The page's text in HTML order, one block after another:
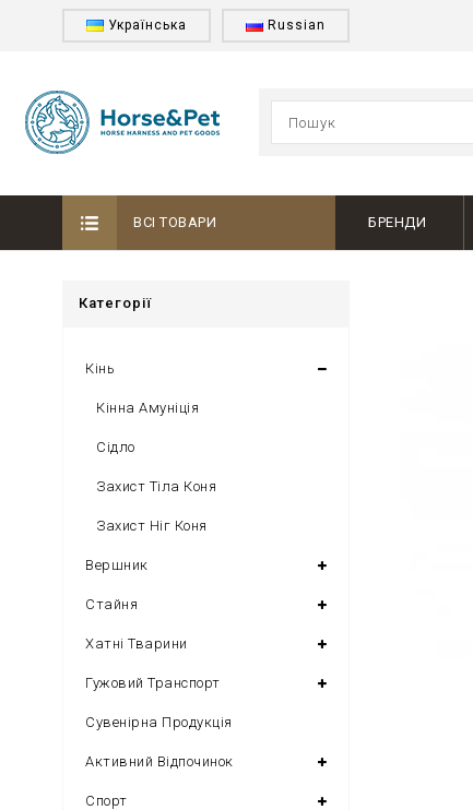
Українська Russian
ВСІ ТОВАРИ БРЕНДИ
Категорії
Кінь
Кінна Амуніція
Сідло
Захист Тіла Коня
Захист Ніг Коня
Вершник
Стайня
Хатні Тварини
Гужовий Транспорт
Сувенірна Продукція
Активний Відпочинок
Спорт